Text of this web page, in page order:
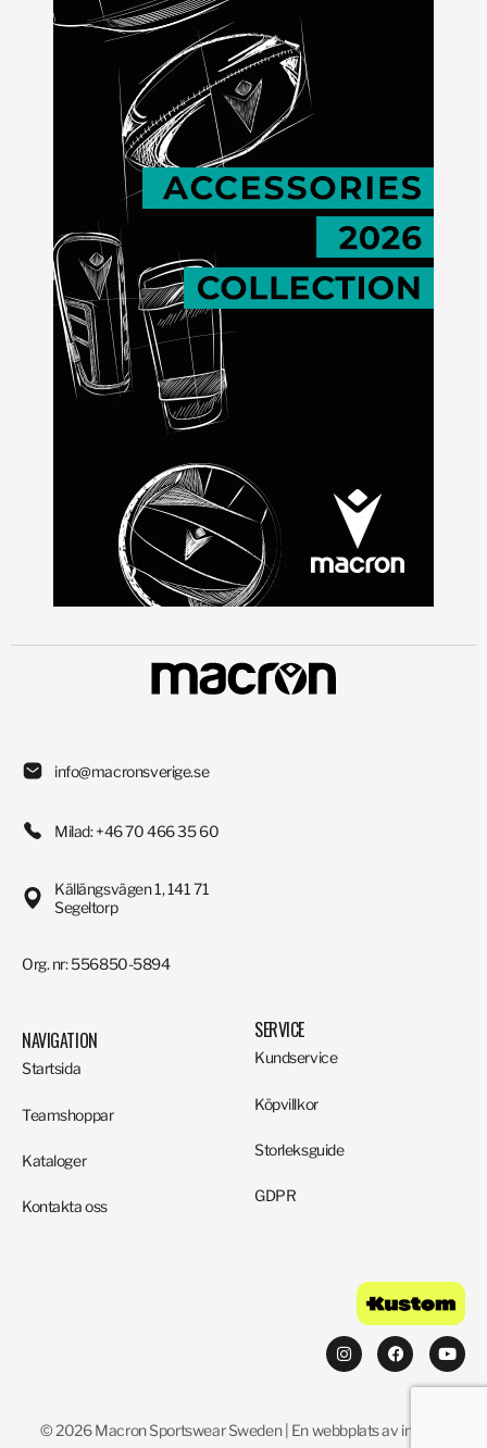
info@macronsverige.se
Milad: +46 70 466 35 60
Källängsvägen 1, 141 71
Segeltorp
Org. nr: 556850-5894
NAVIGATION
Startsida
Teamshoppar
Kataloger
Kontakta oss
SERVICE
Kundservice
Köpvillkor
Storleksguide
GDPR
© 2026 Macron Sportswear Sweden | En webbplats av invistic